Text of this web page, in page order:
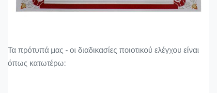
Τα πρότυπά μας - οι διαδικασίες ποιοτικού ελέγχου είναι
όπως κατωτέρω: